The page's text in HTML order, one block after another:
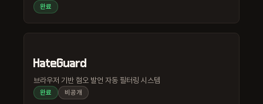
완료
HateGuard
브라우저 기반 혐오 발언 자동 필터링 시스템
완료 비공개